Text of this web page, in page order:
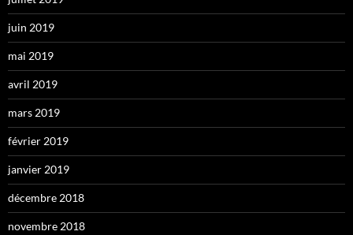
juin 2019
mai 2019
avril 2019
mars 2019
février 2019
janvier 2019
décembre 2018
novembre 2018